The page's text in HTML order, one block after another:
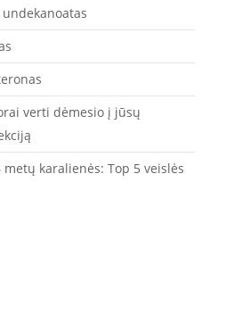
verti dėmesio į jūsų
metų karalienės: Top 5 veislės